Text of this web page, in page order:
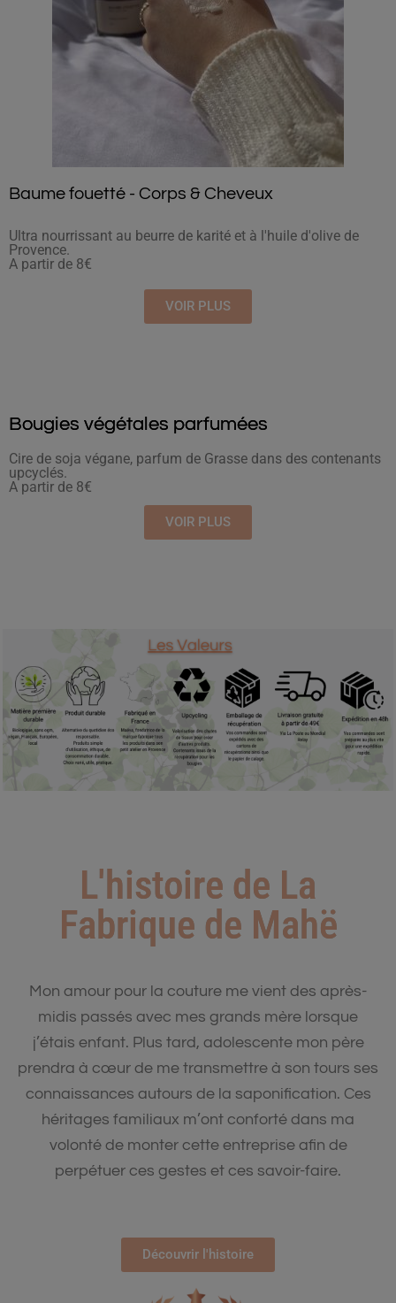
Baume fouetté - Corps & Cheveux
Ultra nourrissant au beurre de karité et à l'huile d'olive de
Provence.
A partir de 8€
VOIR PLUS
Bougies végétales parfumées
Cire de soja végane, parfum de Grasse dans des contenants
upcyclés.
A partir de 8€
VOIR PLUS
L'histoire de La
Fabrique de Mahë
Mon amour pour la couture me vient des après-
midis passés avec mes grands­­­­ mère lorsque
j’étais enfant. Plus tard, adolescente mon père
prendra à cœur de me transmettre à son tours ses
connaissances autours de la saponification. Ces
héritages familiaux m’ont conforté dans ma
volonté de monter cette entreprise afin de
perpétuer ces gestes et ces ­savoir-faire.
Découvrir l'histoire